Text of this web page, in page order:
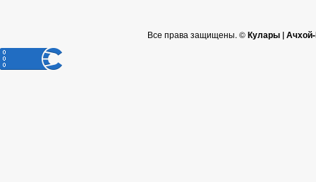
Все права защищены. ©Кулары |